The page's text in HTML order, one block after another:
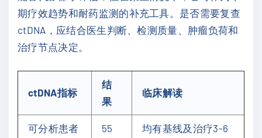
期疗效趋势和耐药监测的补充工具。是否需要复查
ctDNA，应结合医生判断、检测质量、肿瘤负荷和
治疗节点决定。
ctDNA指标
结
果
临床解读
可分析患者
55
均有基线及治疗3-6